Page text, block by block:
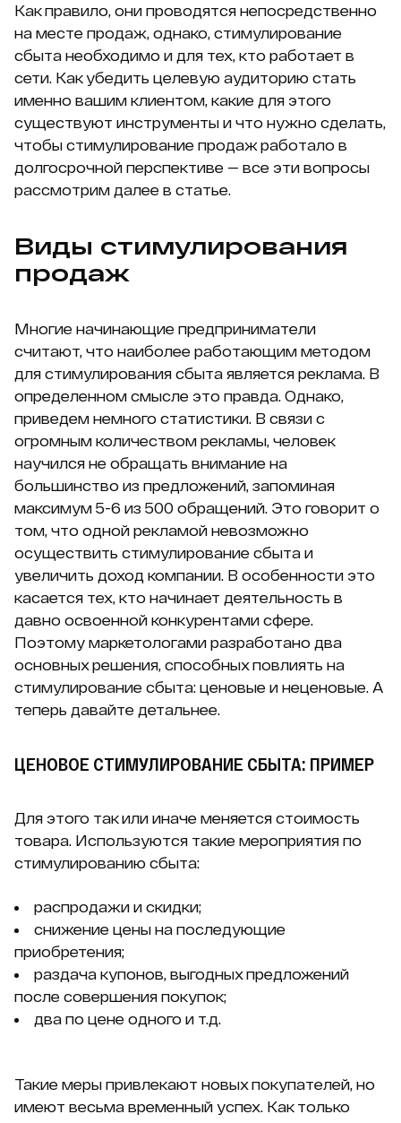
Как правило, они проводятся непосредственно
на месте продаж, однако, стимулирование
сбыта необходимо и для тех, кто работает в
сети. Как убедить целевую аудиторию стать
именно вашим клиентом, какие для этого
существуют инструменты и что нужно сделать,
чтобы стимулирование продаж работало в
долгосрочной перспективе — все эти вопросы
рассмотрим далее в статье.
Виды стимулирования
продаж
Многие начинающие предприниматели
считают, что наиболее работающим методом
для стимулирования сбыта является реклама. В
определенном смысле это правда. Однако,
приведем немного статистики. В связи с
огромным количеством рекламы, человек
научился не обращать внимание на
большинство из предложений, запоминая
максимум 5-6 из 500 обращений. Это говорит о
том, что одной рекламой невозможно
осуществить стимулирование сбыта и
увеличить доход компании. В особенности это
касается тех, кто начинает деятельность в
давно освоенной конкурентами сфере.
Поэтому маркетологами разработано два
основных решения, способных повлиять на
стимулирование сбыта: ценовые и неценовые. А
теперь давайте детальнее.
ЦЕНОВОЕ СТИМУЛИРОВАНИЕ СБЫТА: ПРИМЕР
Для этого так или иначе меняется стоимость
товара. Используются такие мероприятия по
стимулированию сбыта:
распродажи и скидки;
снижение цены на последующие
приобретения;
раздача купонов, выгодных предложений
после совершения покупок;
два по цене одного и т.д.
Такие меры привлекают новых покупателей, но
имеют весьма временный успех. Как только